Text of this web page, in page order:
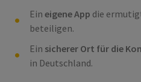
Ein eigene App die
beteiligen.
Ein sicherer Ort für die
in Deutschland.